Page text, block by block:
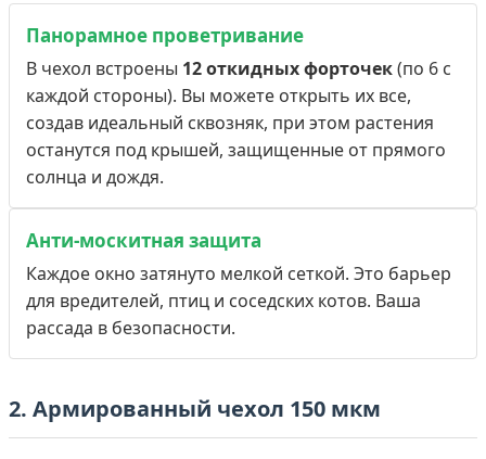
Панорамное проветривание
В чехол встроены 12 откидных форточек(по 6 с
каждой стороны). Вы можете открыть их все,
создав идеальный сквозняк, при этом растения
останутся под крышей, защищенные от прямого
солнца и дождя.
Анти-москитная защита
Каждое окно затянуто мелкой сеткой. Это барьер
для вредителей, птиц и соседских котов. Ваша
рассада в безопасности.
2. Армированный чехол 150 мкм